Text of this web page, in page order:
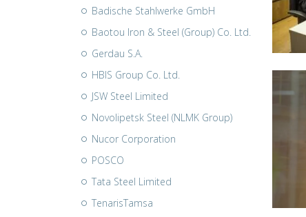
Badische Stahlwerke GmbH
Baotou Iron & Steel (Group) Co. Ltd.
Gerdau S.A.
HBIS Group Co. Ltd.
JSW Steel Limited
Novolipetsk Steel (NLMK Group)
Nucor Corporation
POSCO
Tata Steel Limited
TenarisTamsa